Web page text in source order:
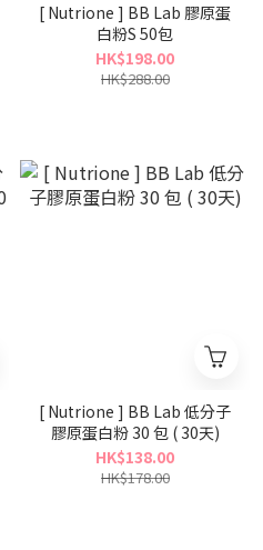
[ Nutrione ] BB Lab 膠原蛋
白粉S 50包
HK$198.00
HK$288.00
[ Nutrione ] BB Lab 低分子
膠原蛋白粉 30 包 ( 30天)
HK$138.00
HK$178.00